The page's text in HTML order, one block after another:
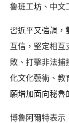
魯班工坊、中文
習近平又強調，
互信，堅定相互
敗、打擊非法捕
化文化藝術、教
願增加面向秘魯
博魯阿爾特表示